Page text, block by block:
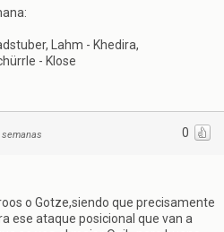
Lahm - Khedira,
- Klose
0
o Gotze,siendo que precisamente
ese ataque posicional que van a